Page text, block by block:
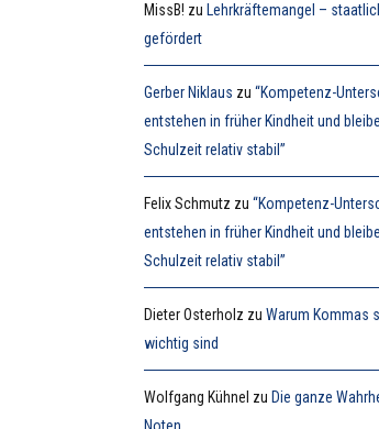
MissB! zu Lehrkräftemangel –
gefördert
Gerber Niklaus zu“Kompetenz-
entstehen in früher Kindheit und
Schulzeit relativ stabil”
Felix Schmutz zu“Kompetenz-
entstehen in früher Kindheit und
Schulzeit relativ stabil”
Dieter Osterholz zuWarum Kommas
wichtig sind
Wolfgang Kühnel zu Die ganze